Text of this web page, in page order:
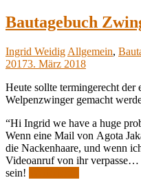
Bautagebuch
Ingrid Weidig Allgemein,
20173. März 2018
Heute sollte termingerecht der
Welpenzwinger gemacht
“Hi Ingrid we have a huge
Wenn eine Mail von Agota
die Nackenhaare, und wenn
Videoanruf von ihr verpasse…
sein!